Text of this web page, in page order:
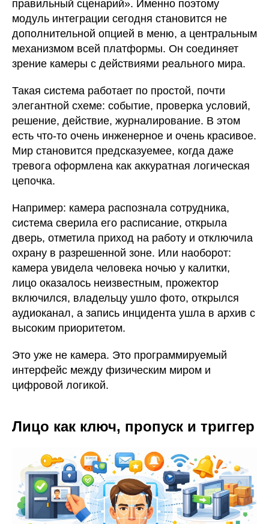
правильный сценарий». Именно поэтому
модуль интеграции сегодня становится не
дополнительной опцией в меню, а центральным
механизмом всей платформы. Он соединяет
зрение камеры с действиями реального мира.
Такая система работает по простой, почти
элегантной схеме: событие, проверка условий,
решение, действие, журналирование. В этом
есть что-то очень инженерное и очень красивое.
Мир становится предсказуемее, когда даже
тревога оформлена как аккуратная логическая
цепочка.
Например: камера распознала сотрудника,
система сверила его расписание, открыла
дверь, отметила приход на работу и отключила
охрану в разрешенной зоне. Или наоборот:
камера увидела человека ночью у калитки,
лицо оказалось неизвестным, прожектор
включился, владельцу ушло фото, открылся
аудиоканал, а запись инцидента ушла в архив с
высоким приоритетом.
Это уже не камера. Это программируемый
интерфейс между физическим миром и
цифровой логикой.
Лицо как ключ, пропуск и триггер